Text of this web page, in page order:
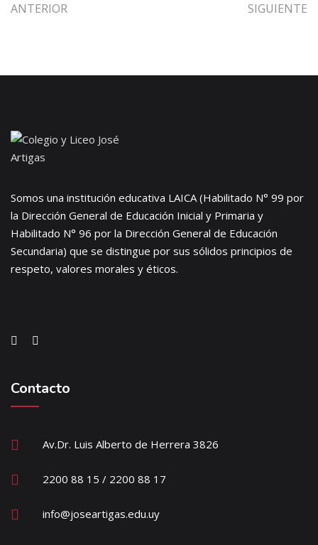
ANTERIOR SIGUIENTE
Somos una institución educativa LAICA (Habilitado N° 99 por
la Dirección General de Educación Inicial y Primaria y
Habilitado N° 96 por la Dirección General de Educación
Secundaria) que se distingue por sus sólidos principios de
respeto, valores morales y éticos.
Contacto
Av.Dr. Luis Alberto de Herrera 3826
2200 88 15 / 2200 88 17
info@joseartigas.edu.uy